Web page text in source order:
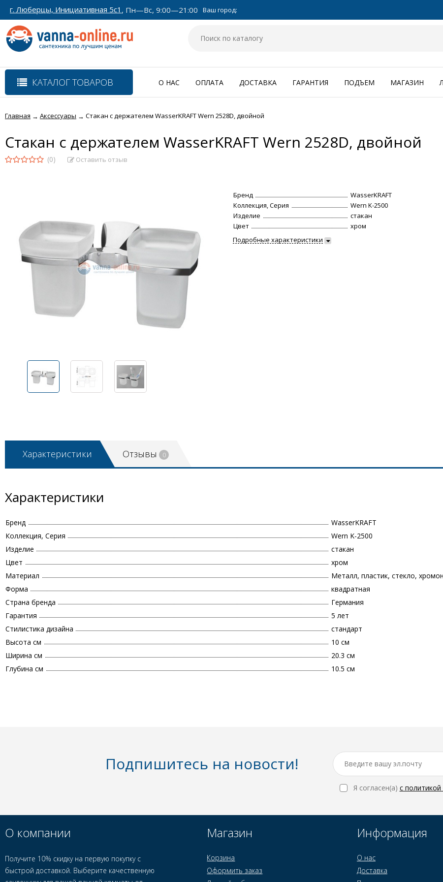
г. Люберцы, Инициативная 5с1 , Пн—Вс, 9:00—21:00 Ваш город:
КАТАЛОГ ТОВАРОВ О НАС ОПЛАТА ДОСТАВКА ГАРАНТИЯ ПОДЪЕМ МАГАЗИН
Главная → Аксессуары → Стакан с держателем WasserKRAFT Wern 2528D, двойной
Стакан с держателем WasserKRAFT Wern 2528D, двойной
(0) Оставить отзыв
Бренд
WasserKRAFT
Коллекция, Серия
Wern K-2500
Изделие
стакан
Цвет
хром
Подробные характеристики
Характеристики Отзывы 0
Характеристики
Бренд
WasserKRAFT
Коллекция, Серия
Wern K-2500
Изделие
стакан
Цвет
хром
Материал
Металл, пластик, стекло,
Форма
квадратная
Страна бренда
Германия
Гарантия
5 лет
Стилистика дизайна
стандарт
Высота см
10 см
Ширина см
20.3 см
Глубина см
10.5 см
Подпишитесь на новости!
Я согласен(a) с
О компании
Получите 10% скидку на первую покупку с
быстрой доставкой. Выберите качественную
Магазин
Корзина
Оформить заказ
Информация
О нас
Доставка